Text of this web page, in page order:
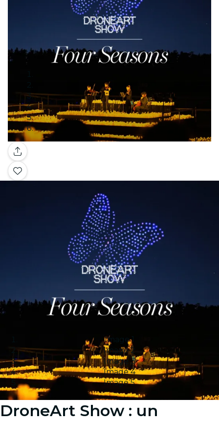
Galerie
Image 1
Image 2
Image 3
Image 4
Image 5
DroneArt Show : un